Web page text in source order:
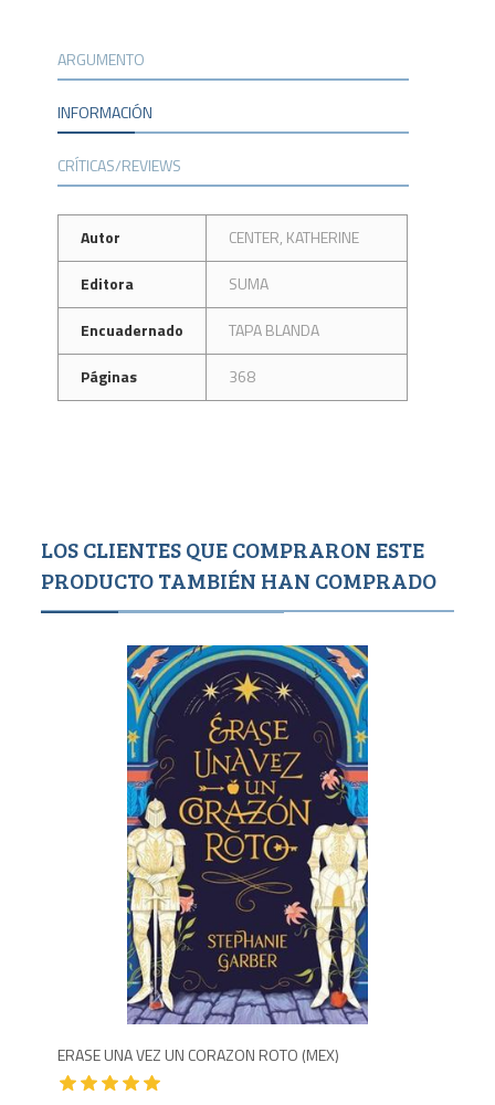
ARGUMENTO
INFORMACIÓN
CRÍTICAS/REVIEWS
Autor
CENTER, KATHERINE
Editora
SUMA
Encuadernado
TAPA BLANDA
Páginas
368
LOS CLIENTES QUE COMPRARON ESTE
PRODUCTO TAMBIÉN HAN COMPRADO
ERASE UNA VEZ UN CORAZON ROTO (MEX)
Agotado